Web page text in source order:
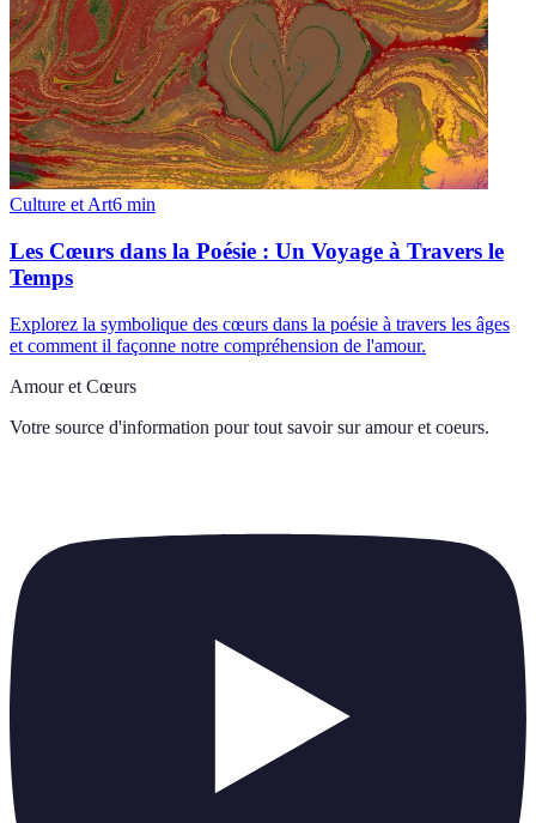
Culture et Art6 min
Les Cœurs dans la Poésie : Un Voyage à Travers le
Temps
Explorez la symbolique des cœurs dans la poésie à travers les âges
et comment il façonne notre compréhension de l'amour.
Amour et Cœurs
Votre source d'information pour tout savoir sur amour et coeurs.